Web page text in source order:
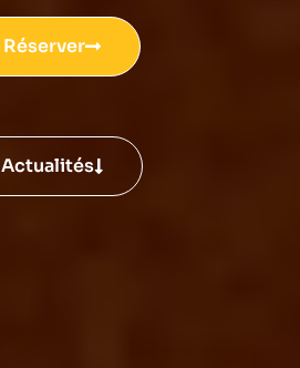
Réserver
Actualités